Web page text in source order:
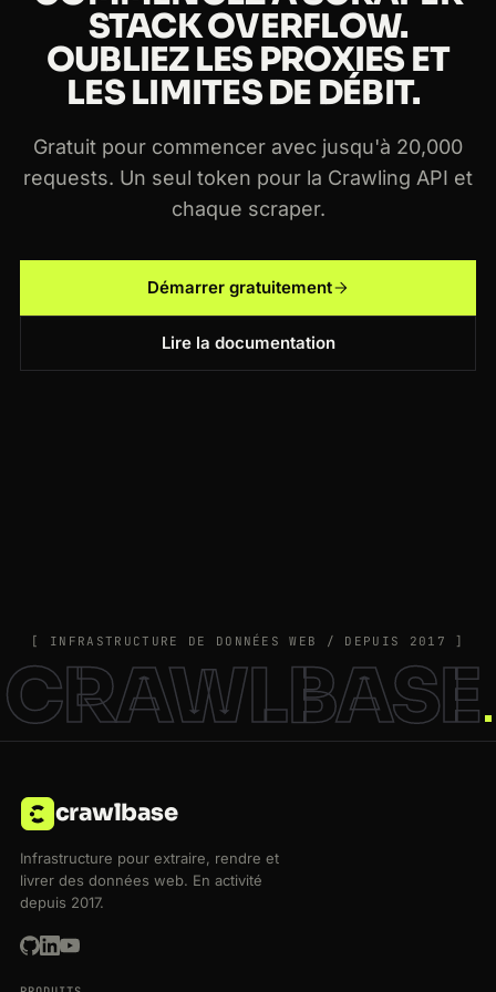
STACK OVERFLOW.
OUBLIEZ LES PROXIES ET
LES LIMITES DE DÉBIT.
Gratuit pour commencer avec jusqu'à 20,000
requests. Un seul token pour la Crawling API et
chaque scraper.
Démarrer gratuitement
Lire la documentation
[ INFRASTRUCTURE DE DONNÉES WEB / DEPUIS 2017 ]
CRAWLBASE
crawlbase
Infrastructure pour extraire, rendre et
livrer des données web. En activité
depuis 2017.